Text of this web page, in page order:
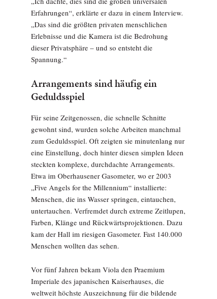
Erfahrungen“, erklärte er dazu in einem Interview.
„Das sind die größten privaten menschlichen
Erlebnisse und die Kamera ist die Bedrohung
dieser Privatsphäre – und so entsteht die
Spannung.“
Arrangements sind häufig ein
Geduldsspiel
Für seine Zeitgenossen, die schnelle Schnitte
gewohnt sind, wurden solche Arbeiten manchmal
zum Geduldsspiel. Oft zeigten sie minutenlang nur
eine Einstellung, doch hinter diesen simplen Ideen
steckten komplexe, durchdachte Arrangements.
Etwa im Oberhausener Gasometer, wo er 2003
„Five Angels for the Millennium“ installierte:
Menschen, die ins Wasser springen, eintauchen,
untertauchen. Verfremdet durch extreme Zeitlupen,
Farben, Klänge und Rückwärtsprojektionen. Dazu
kam der Hall im riesigen Gasometer. Fast 140.000
Menschen wollten das sehen.
Vor fünf Jahren bekam Viola den Praemium
Imperiale des japanischen Kaiserhauses, die
weltweit höchste Auszeichnung für die bildende